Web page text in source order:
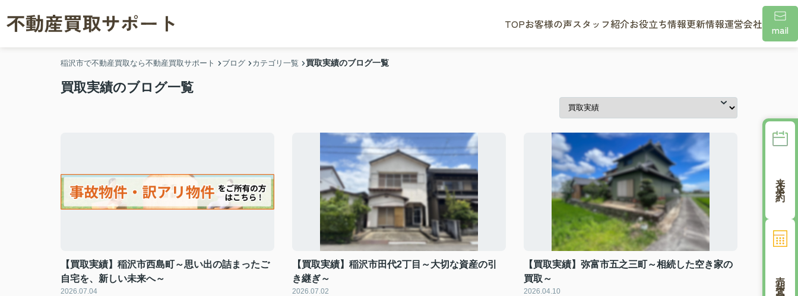
TOPお客様の声スタッフ紹介お役立ち情報更新情報運営会社 mail
稲沢市で不動産買取なら不動産買取サポート ブログ カテゴリ一覧 買取実績のブログ一覧
買取実績のブログ一覧
【買取実績】稲沢市西島町～思い出の詰まったご
自宅を、新しい未来へ～
2026.07.04
【買取実績】稲沢市田代2丁目～大切な資産の引
き継ぎ～
2026.07.02
【買取実績】弥富市五之三町～相続した空き家の
買取～
2026.04.10
来店予約
売却査定